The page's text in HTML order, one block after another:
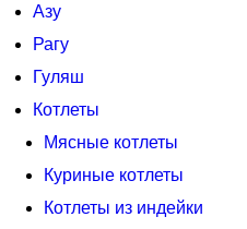
Азу
Рагу
Гуляш
Котлеты
Мясные котлеты
Куриные котлеты
Котлеты из индейки